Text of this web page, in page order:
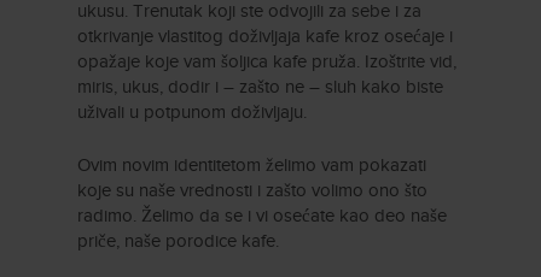
ukusu. Trenutak koji ste odvojili za sebe i za
otkrivanje vlastitog doživljaja kafe kroz osećaje i
opažaje koje vam šoljica kafe pruža. Izoštrite vid,
miris, ukus, dodir i – zašto ne – sluh kako biste
uživali u potpunom doživljaju.
Ovim novim identitetom želimo vam pokazati
koje su naše vrednosti i zašto volimo ono što
radimo. Želimo da se i vi osećate kao deo naše
priče, naše porodice kafe.